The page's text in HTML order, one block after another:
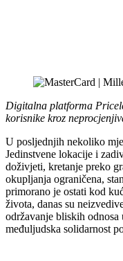
Digitalna platforma
korisnike kroz
U posljednjih nekoliko
Jedinstvene lokacije i
doživjeti, kretanje preko
okupljanja ograničena,
primorano je ostati kod
života, danas su
održavanje bliskih
međuljudska solidarnost